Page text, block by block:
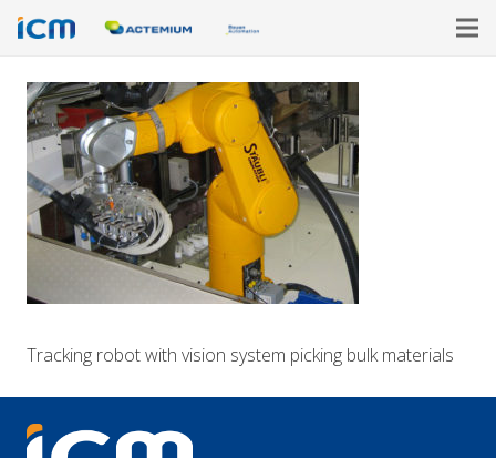
Tracking robot with vision system picking bulk materials